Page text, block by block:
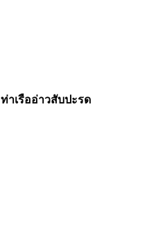
ท่าเรืออ่าวสับปะรด